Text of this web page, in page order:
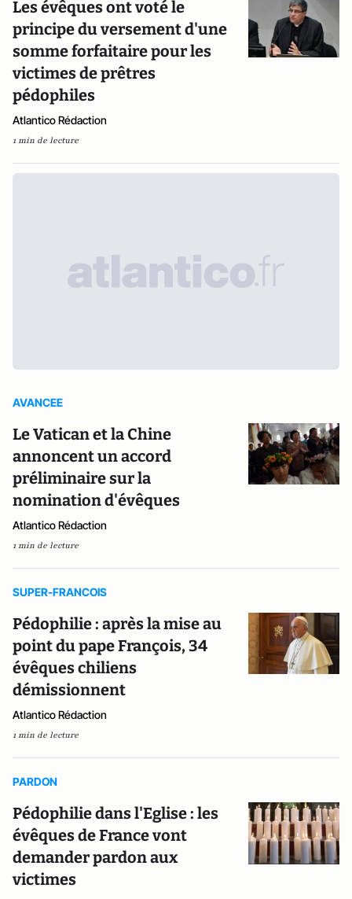
Les évêques ont voté le
principe du versement d'une
somme forfaitaire pour les
victimes de prêtres
pédophiles
Atlantico Rédaction
1 min de lecture
AVANCEE
Le Vatican et la Chine
annoncent un accord
préliminaire sur la
nomination d'évêques
Atlantico Rédaction
1 min de lecture
SUPER-FRANCOIS
Pédophilie : après la mise au
point du pape François, 34
évêques chiliens
démissionnent
Atlantico Rédaction
1 min de lecture
PARDON
Pédophilie dans l'Eglise : les
évêques de France vont
demander pardon aux
victimes